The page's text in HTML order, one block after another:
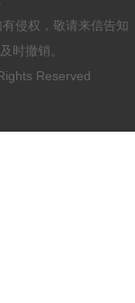
侵权，敬请来信告知
时撤销。
Reserved